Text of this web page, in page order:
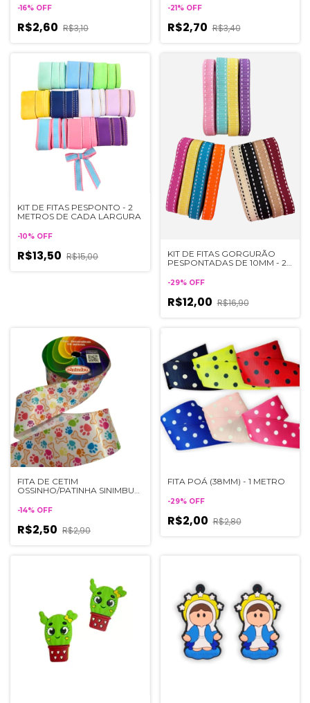
-16% OFF
R$2,60 R$3,10
-21% OFF
R$2,70 R$3,40
KIT DE FITAS PESPONTO - 2
METROS DE CADA LARGURA
-10% OFF
R$13,50 R$15,00
KIT DE FITAS GORGURÃO
PESPONTADAS DE 10MM - 2
-29% OFF
R$12,00 R$16,90
FITA DE CETIM
OSSINHO/PATINHA SINIMBU
-14% OFF
R$2,50 R$2,90
FITA POÁ (38MM) - 1 METRO
-29% OFF
R$2,00 R$2,80